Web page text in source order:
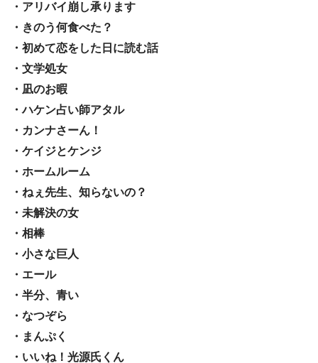
・アリバイ崩し承ります
・きのう何食べた？
・初めて恋をした日に読む話
・文学処女
・凪のお暇
・ハケン占い師アタル
・カンナさーん！
・ケイジとケンジ
・ホームルーム
・ねぇ先生、知らないの？
・未解決の女
・相棒
・小さな巨人
・エール
・半分、青い
・なつぞら
・まんぷく
・いいね！光源氏くん